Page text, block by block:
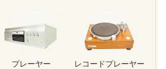
プレーヤー レコードプレーヤー